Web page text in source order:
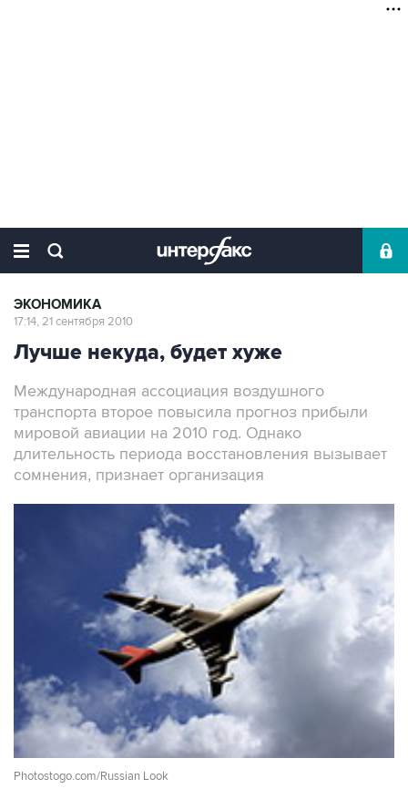
ЭКОНОМИКА
17:14, 21 сентября 2010
Лучше некуда, будет хуже
Международная ассоциация воздушного
транспорта второе повысила прогноз прибыли
мировой авиации на 2010 год. Однако
длительность периода восстановления вызывает
сомнения, признает организация
Photostogo.com/Russian Look